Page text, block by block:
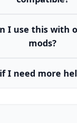
I use this with
mods?
I need more